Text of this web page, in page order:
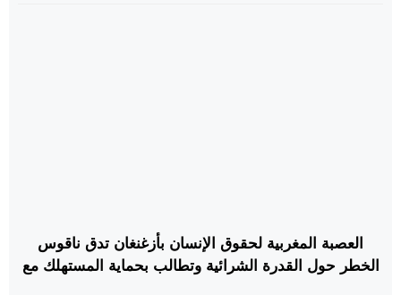
العصبة المغربية لحقوق الإنسان بأزغنغان تدق ناقوس
الخطر حول القدرة الشرائية وتطالب بحماية المستهلك مع